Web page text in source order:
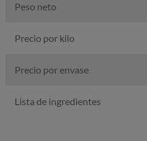
Peso neto
Precio por kilo
Precio por envase
Lista de ingredientes